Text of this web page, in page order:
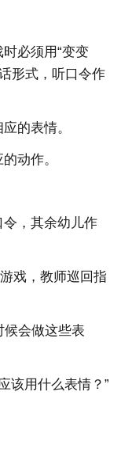
时必须用“变变
形式，听口令作
的表情。
动作。
令，其余幼儿作
戏，教师巡回指
候会做这些表
该用什么表情？”